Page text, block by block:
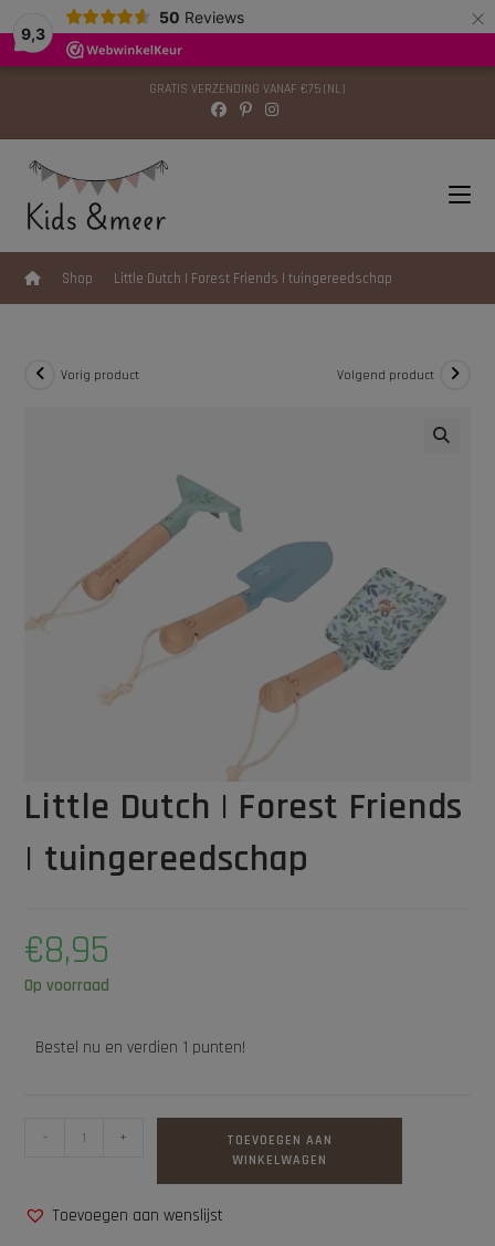
9,3
50 Reviews ×
GRATIS VERZENDING VANAF €75 (NL)
Shop Little Dutch | Forest Friends | tuingereedschap
Vorig product Volgend product
Little Dutch | Forest Friends
| tuingereedschap
€8,95
Op voorraad
Bestel nu en verdien 1 punten!
- +
TOEVOEGEN AAN
WINKELWAGEN
Toevoegen aan wenslijst